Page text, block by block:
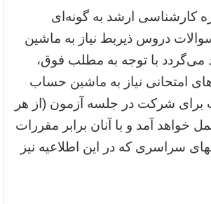
کارشناسی ارشد به گونه‌ای
دروس ذیربط نیاز به ماشین
می‌گردد با توجه به مطلب فوق،
امتحانی نیاز به ماشین حساب
برای شرکت در جلسه آزمون (از هر
خواهد آمد و با آنان برابر مقررات
سراسری که در این اطلاعیه نیز